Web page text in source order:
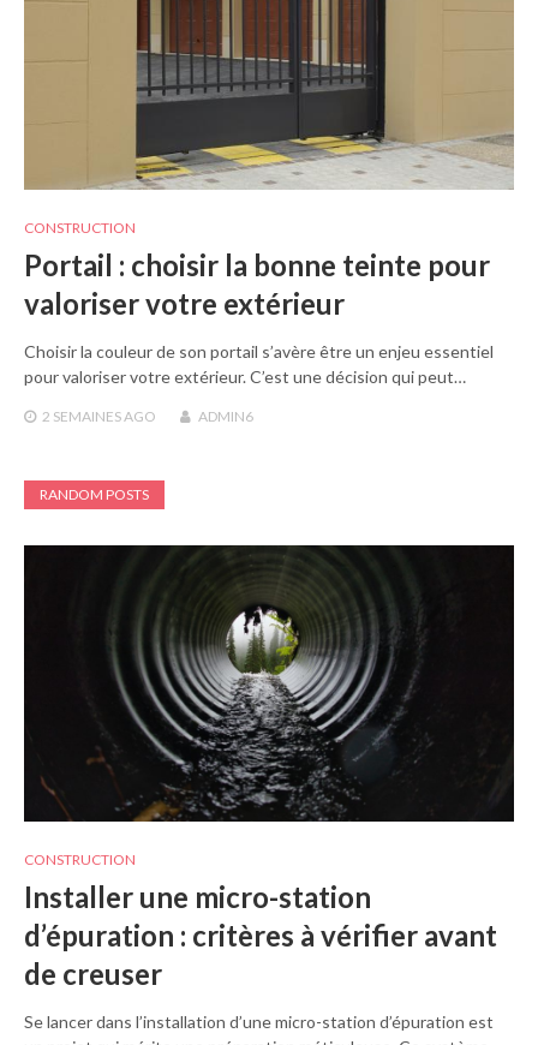
CONSTRUCTION
Portail : choisir la bonne teinte pour
valoriser votre extérieur
Choisir la couleur de son portail s’avère être un enjeu essentiel
pour valoriser votre extérieur. C’est une décision qui peut…
2 SEMAINES AGO ADMIN6
RANDOM POSTS
CONSTRUCTION
Installer une micro-station
d’épuration : critères à vérifier avant
de creuser
Se lancer dans l’installation d’une micro-station d’épuration est